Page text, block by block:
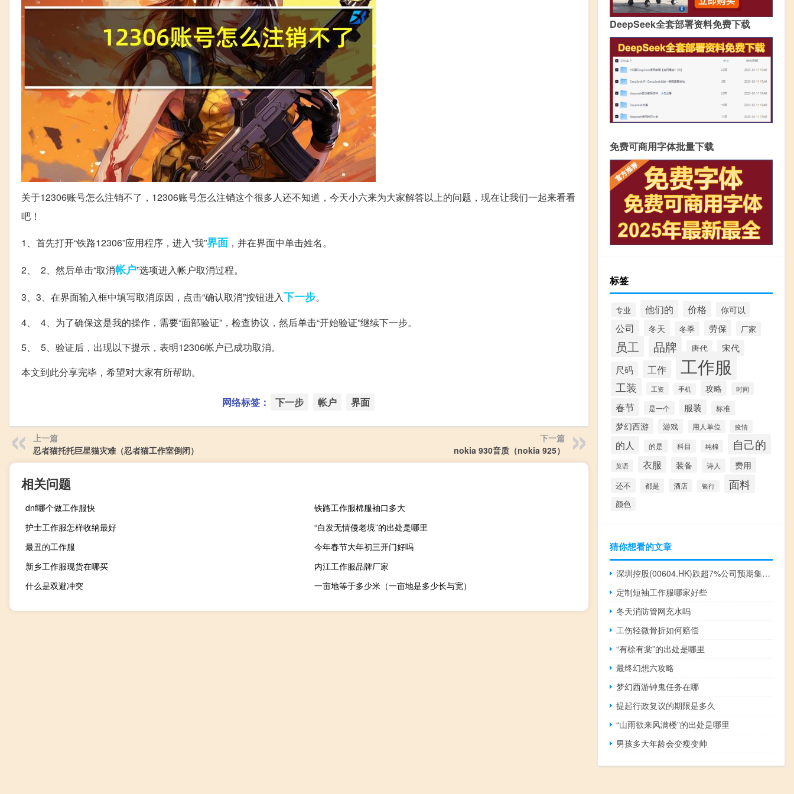
关于12306账号怎么注销不了，12306账号怎么注销这个很多人还不知道，今天小六来为大家解答以上的问题，现在让我们一起来看看
吧！
1、首先打开“铁路12306”应用程序，进入“我”界面 ，并在界面中单击姓名。
2、 2、然后单击“取消帐户”选项进入帐户取消过程。
3、3、在界面输入框中填写取消原因，点击“确认取消”按钮进入下一步。
4、 4、为了确保这是我的操作，需要“面部验证”，检查协议，然后单击“开始验证”继续下一步。
5、 5、验证后，出现以下提示，表明12306帐户已成功取消。
本文到此分享完毕，希望对大家有所帮助。
网络标签： 下一步 帐户 界面
上一篇
忍者猫托托巨星猫灾难（忍者猫工作室倒闭）
下一篇
nokia 930音质（nokia 925）
相关问题
dnf哪个做工作服快
铁路工作服棉服袖口多大
护士工作服怎样收纳最好
“白发无情侵老境”的出处是哪里
最丑的工作服
今年春节大年初三开门好吗
新乡工作服现货在哪买
内江工作服品牌厂家
什么是双避冲突
一亩地等于多少米（一亩地是多少长与宽）
DeepSeek全套部署资料免费下载
免费可商用字体批量下载
标签
专业 他们的 价格 你可以
公司 冬天 冬季 劳保 厂家
员工 品牌 唐代
宋代
尺码
工作 工作服
工装 工资 手机 攻略 时间
春节 是一个 服装 标准
梦幻西游 游戏 用人单位 疫情
的人 的是 科目 纯棉 自己的
英语 衣服 装备 诗人 费用
还不 都是 酒店 银行 面料
颜色
猜你想看的文章
深圳控股(00604.HK)跌超7%公司预期集团2023年上半年权益股东应占未经审核综合亏损不多于2亿港元
定制短袖工作服哪家好些
冬天消防管网充水吗
工伤轻微骨折如何赔偿
“有梌有棠”的出处是哪里
最终幻想六攻略
梦幻西游钟鬼任务在哪
提起行政复议的期限是多久
“山雨欲来风满楼”的出处是哪里
男孩多大年龄会变瘦变帅